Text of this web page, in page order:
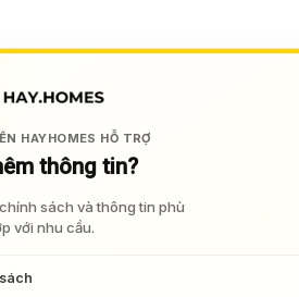
HAYHOMES HỖ TRỢ
thông tin?
sách và thông tin phù
với nhu cầu.